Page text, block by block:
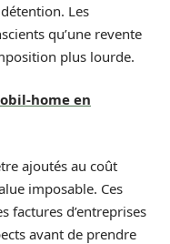
Les
qu’une revente
plus lourde.
home en
ajoutés au coût
imposable. Ces
factures d’entreprises
avant de prendre